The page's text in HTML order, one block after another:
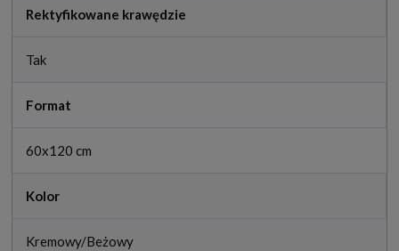
Rektyfikowane krawędzie
Tak
Format
60x120 cm
Kolor
Kremowy/Beżowy